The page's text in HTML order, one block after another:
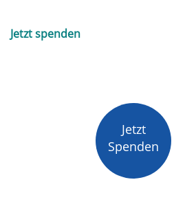
Jetzt
Spenden
Jetzt spenden